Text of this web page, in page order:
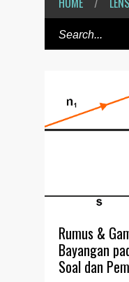
Rumus &
Bayangan
Soal dan